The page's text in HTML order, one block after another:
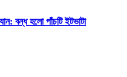
বন্ধ হলো পাঁচটি ইটভাটা